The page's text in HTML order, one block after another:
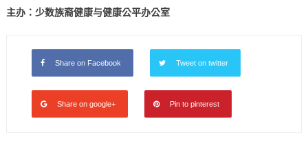
Webinar
主办：少数族裔健康与健康公平办公室
Share on Facebook Tweet on twitter
Share on google+ Pin to pinterest